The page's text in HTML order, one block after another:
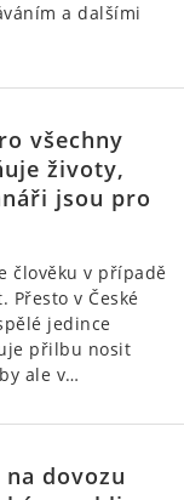
a dalšími
všechny
životy,
jsou pro
člověku v případě
Přesto v České
jedince
přilbu nosit
ale v…
dovozu